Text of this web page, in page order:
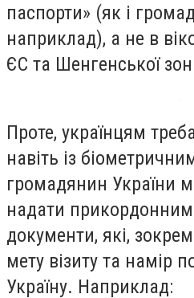
паспорти» (як і
наприклад), а не в
ЄС та Шенгенської
Проте, українцям
навіть із
громадянин України
надати
документи, які,
мету візиту та намір
Україну. Наприклад: